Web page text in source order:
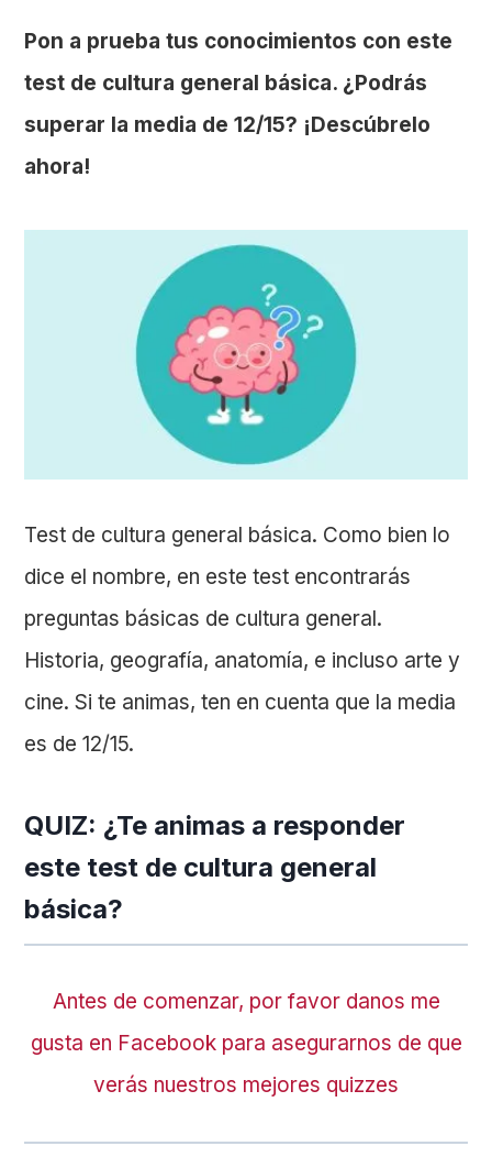
Pon a prueba tus conocimientos con este
test de cultura general básica. ¿Podrás
superar la media de 12/15? ¡Descúbrelo
ahora!
Test de cultura general básica. Como bien lo
dice el nombre, en este test encontrarás
preguntas básicas de cultura general.
Historia, geografía, anatomía, e incluso arte y
cine. Si te animas, ten en cuenta que la media
es de 12/15.
QUIZ: ¿Te animas a responder
este test de cultura general
básica?
Antes de comenzar, por favor danos me
gusta en Facebook para asegurarnos de que
verás nuestros mejores quizzes